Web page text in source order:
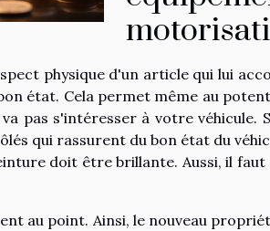
physique d'un article qui lui
état. Cela permet même au
pas s'intéresser à votre véhicule.
qui rassurent du bon état du
doit être brillante. Aussi, il
au point. Ainsi, le nouveau